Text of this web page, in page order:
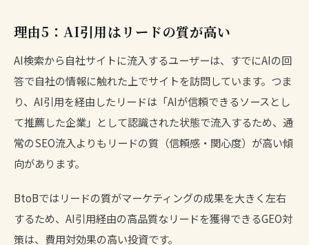
理由5：AI引用はリードの質が高い
AI検索から自社サイトに流入するユーザーは、すでにAIの回
答で自社の情報に触れた上でサイトを訪問しています。つま
り、AI引用を経由したリードは「AIが信頼できるソースとし
て推薦した企業」として認識された状態で流入するため、通
常のSEO流入よりもリードの質（信頼感・関心度）が高い傾
向があります。
BtoBではリードの質がマーケティングの成果を大きく左右
するため、AI引用経由の高品質なリードを獲得できるGEO対
策は、費用対効果の高い投資です。